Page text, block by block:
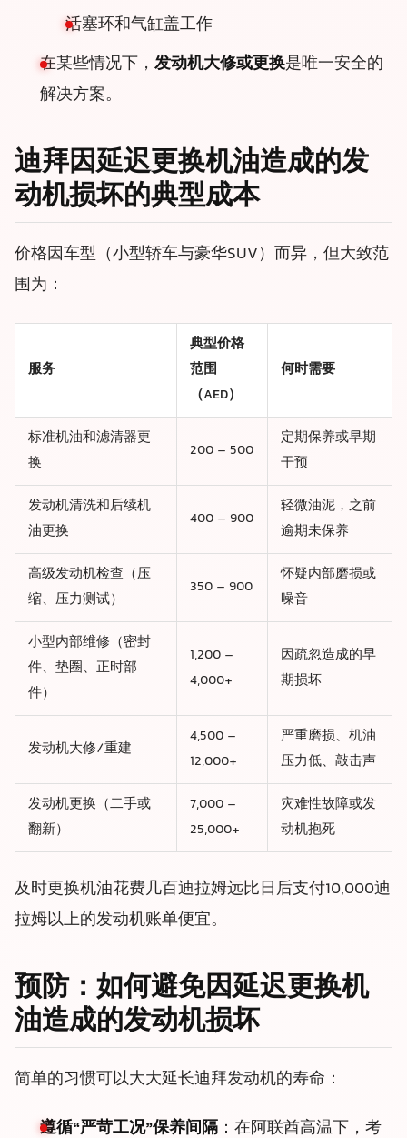
活塞环和气缸盖工作
在某些情况下， 发动机大修或更换是唯一安全的
解决方案。
迪拜因延迟更换机油造成的发
动机损坏的典型成本
价格因车型（小型轿车与豪华SUV）而异，但大致范
围为：
服务
典型价格
范围
（AED）
何时需要
标准机油和滤清器更
换
200 – 500
定期保养或早期
干预
发动机清洗和后续机
油更换
400 – 900
轻微油泥，之前
逾期未保养
高级发动机检查（压
缩、压力测试）
350 – 900
怀疑内部磨损或
噪音
小型内部维修（密封
件、垫圈、正时部
件）
1,200 –
4,000+
因疏忽造成的早
期损坏
发动机大修/重建
4,500 –
12,000+
严重磨损、机油
压力低、敲击声
发动机更换（二手或
翻新）
7,000 –
25,000+
灾难性故障或发
动机抱死
及时更换机油花费几百迪拉姆远比日后支付10,000迪
拉姆以上的发动机账单便宜。
预防：如何避免因延迟更换机
油造成的发动机损坏
简单的习惯可以大大延长迪拜发动机的寿命：
遵循“严苛工况”保养间隔 ：在阿联酋高温下，考